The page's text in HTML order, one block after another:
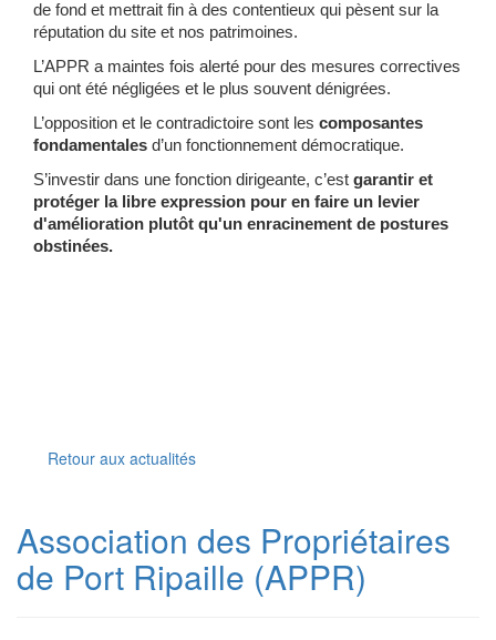
de fond et mettrait fin à des contentieux qui pèsent sur la
réputation du site et nos patrimoines.
L’APPR a maintes fois alerté pour des mesures correctives
qui ont été négligées et le plus souvent dénigrées.
L’opposition et le contradictoire sont les composantes
fondamentales d’un fonctionnement démocratique.
S’investir dans une fonction dirigeante, c’est garantir et
protéger la libre expression pour en faire un levier
d'amélioration plutôt qu'un enracinement de postures
obstinées.
Retour aux actualités
Association des Propriétaires
de Port Ripaille (APPR)